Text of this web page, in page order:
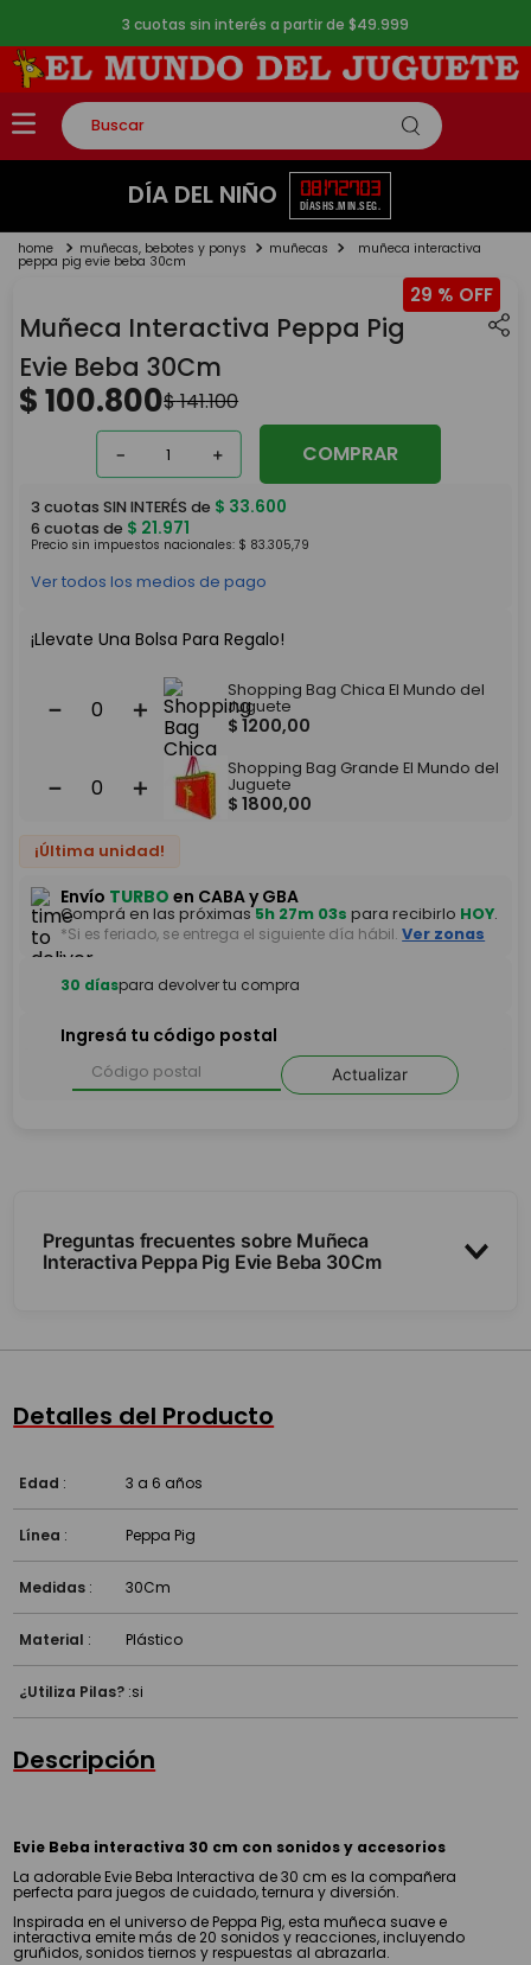
3 cuotas sin interés a partir de $49.999
Buscar
TÉRMINOS MÁS BUSCADOS
2.
lego
4.
monopatin
5 . toy story
DÍA DEL NIÑO 08
DÍAS
17
HS.
27
MIN.
03
SEG.
muñecas, bebotes y ponys muñecas muñeca interactiva
peppa pig evie beba 30cm
29 %
Muñeca Interactiva Peppa Pig
Evie Beba 30Cm
$100.800$141.100
＋
－ COMPRAR
3 cuotas SIN INTERÉS de $ 33.600
6 cuotas de $ 21.971
Precio sin impuestos nacionales: $ 83.305,79
Ver todos los medios de pago
¡Llevate Una Bolsa Para Regalo!
＋
－
Shopping Bag Chica El Mundo del
Juguete
$ 1200,00
＋
－
Shopping Bag Grande El Mundo del
Juguete
$ 1800,00
¡Última unidad!
Envío TURBO en CABA y GBA
Comprá en las próximas5h 27m 03s para recibirlo HOY.
*Si es feriado, se entrega el siguiente día hábil. Ver zonas
30 díaspara devolver tu compra
Ingresá tu código postal
Actualizar
Preguntas frecuentes sobre Muñeca
Interactiva Peppa Pig Evie Beba 30Cm
¿Funciona a pilas?
Detalles del Producto
Edad : 3 a 6 años
Línea : Peppa Pig
Medidas : 30Cm
Material : Plástico
¿Utiliza Pilas? :si
Descripción
Evie Beba interactiva 30 cm con sonidos y accesorios
La adorable Evie Beba Interactiva de 30 cm es la compañera
perfecta para juegos de cuidado, ternura y diversión.
Inspirada en el universo de Peppa Pig, esta muñeca suave e
interactiva emite más de 20 sonidos y reacciones, incluyendo
gruñidos, sonidos tiernos y respuestas al abrazarla.